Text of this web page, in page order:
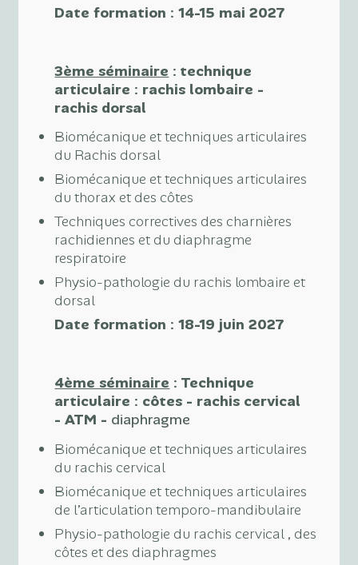
Date formation : 14-15 mai 2027
3ème séminaire : technique
articulaire : rachis lombaire -
rachis dorsal
Biomécanique et techniques articulaires
du Rachis dorsal
Biomécanique et techniques articulaires
du thorax et des côtes
Techniques correctives des charnières
rachidiennes et du diaphragme
respiratoire
Physio-pathologie du rachis lombaire et
dorsal
Date formation : 18-19 juin 2027
4ème séminaire : Technique
articulaire : côtes - rachis cervical
- ATM - diaphragme
Biomécanique et techniques articulaires
du rachis cervical
Biomécanique et techniques articulaires
de l’articulation temporo-mandibulaire
Physio-pathologie du rachis cervical , des
côtes et des diaphragmes